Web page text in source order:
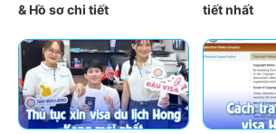
& Hồ sơ chi tiết
tiết nhất